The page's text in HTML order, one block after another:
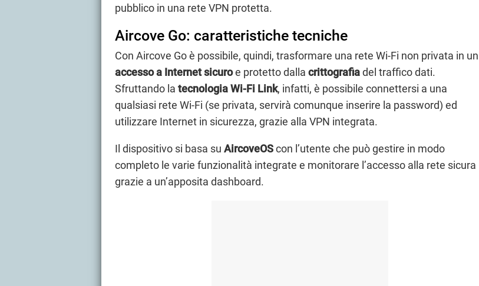
pubblico in una rete VPN protetta.
Aircove Go: caratteristiche tecniche
Con Aircove Go è possibile, quindi, trasformare una rete Wi-Fi non privata in un
accesso a Internet sicuroe protetto dalla crittografiadel traffico dati.
Sfruttando la tecnologia Wi-Fi Link, infatti, è possibile connettersi a una
qualsiasi rete Wi-Fi (se privata, servirà comunque inserire la password) ed
utilizzare Internet in sicurezza, grazie alla VPN integrata.
Il dispositivo si basa su AircoveOScon l’utente che può gestire in modo
completo le varie funzionalità integrate e monitorare l’accesso alla rete sicura
grazie a un’apposita dashboard.